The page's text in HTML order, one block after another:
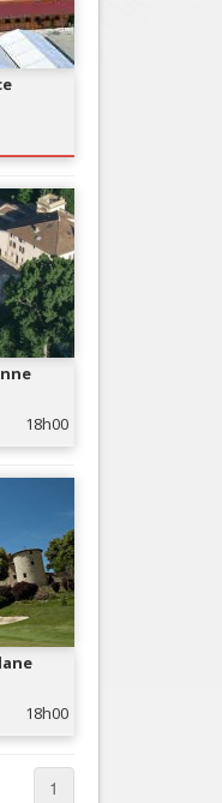
Nice le petit Marais Niçois
Nice la plaine du Var
Nice Aéroport
18h00
18h00
1